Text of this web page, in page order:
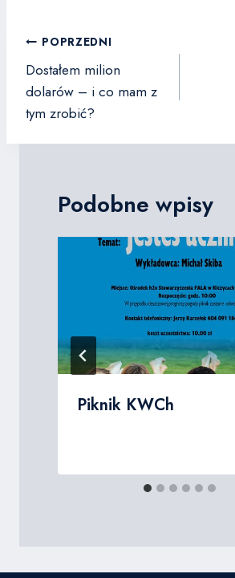
Nawigacja
wpisu
POPRZEDNI
Dostałem milion
dolarów – i co mam z
tym zrobić?
Podobne wpisy
Piknik KWCh